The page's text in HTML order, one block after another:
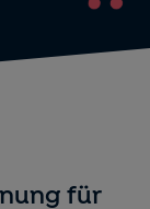
für